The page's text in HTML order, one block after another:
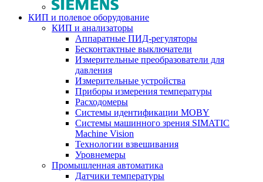
КИП и полевое оборудование
КИП и анализаторы
Аппаратные ПИД-регуляторы
Бесконтактные выключатели
Измерительные преобразователи для
давления
Измерительные устройства
Приборы измерения температуры
Расходомеры
Системы идентификации MOBY
Системы машинного зрения SIMATIC
Machine Vision
Технологии взвешивания
Уровнемеры
Промышленная автоматика
Датчики температуры